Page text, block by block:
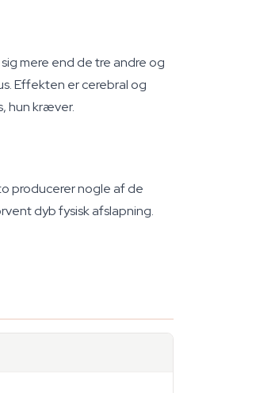
mere end de tre andre og
Effekten er cerebral og
hun kræver.
producerer nogle af de
dyb fysisk afslapning.